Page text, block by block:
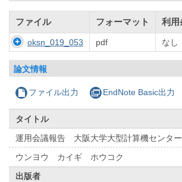
ファイル フォーマット 利用
oksn_019_053 pdf なし
論文情報
ファイル出力 EndNote Basic出力
タイトル
運用会議報告 大阪大学大型計算機センタ
ウンヨウ カイギ ホウコク
出版者